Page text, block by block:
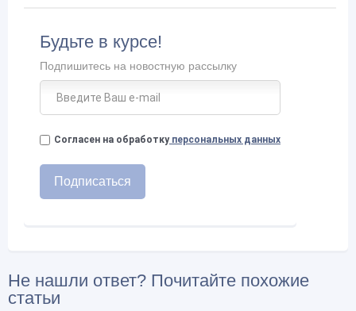
Будьте в курсе!
Подпишитесь на новостную рассылку
Согласен на обработкуперсональных данных
Не нашли ответ? Почитайте похожие
статьи